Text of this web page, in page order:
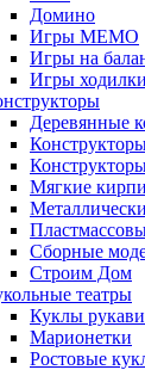
Домино
Игры МЕМО
Игры на
Игры ходилки
Деревянные
Мягкие
Сборные
Строим Дом
театры
Куклы
Марионетки
Ростовые